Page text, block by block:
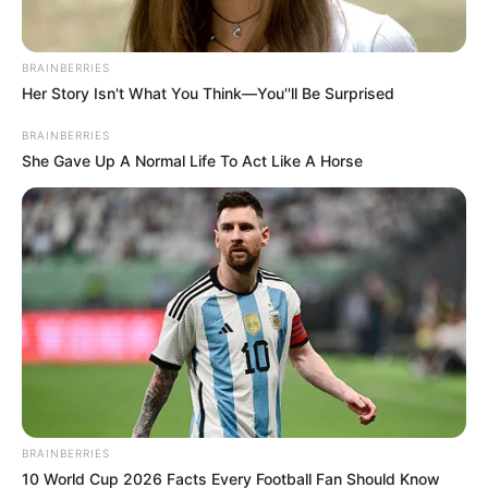
adelantan convocatorias, inscripciones ni procesos
relacionados con subsidios o entrega de vivienda para
artistas o gestores culturales.
BRAINBERRIES
Her Story Isn't What You Think—You''ll Be Surprised
BRAINBERRIES
She Gave Up A Normal Life To Act Like A Horse
BRAINBERRIES
10 World Cup 2026 Facts Every Football Fan Should Know